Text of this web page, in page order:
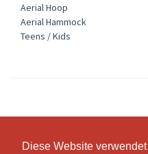
Diese Website
Diese Website
Aerial Hoop
Aerial Hammock
Teens / Kids